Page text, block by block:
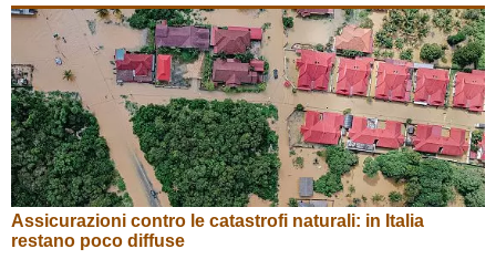
Assicurazioni contro le catastrofi naturali: in Italia
restano poco diffuse